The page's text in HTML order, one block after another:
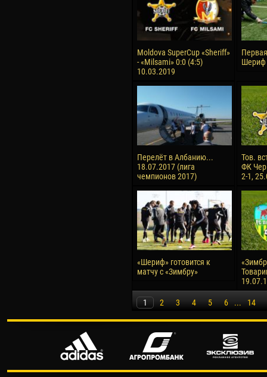
Moldova SuperCup «Sheriff»
- «Milsami» 0:0 (4:5)
10.03.2019
Шериф
Перелёт в Албанию...
18.07.2017 (лига
чемпионов 2017)
Тов.
ФК
2-1,
«Шериф» готовится к
матчу с «Зимбру»
1 2 3 4 5 6 ... 14